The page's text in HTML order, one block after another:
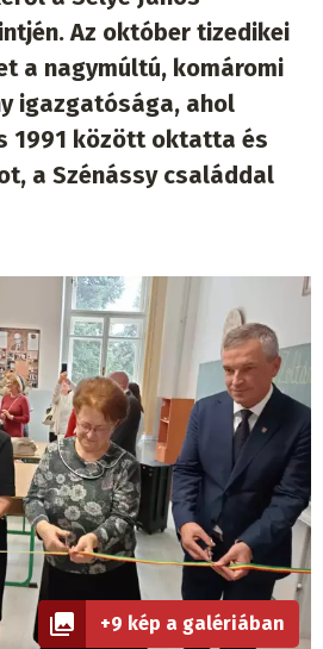
Az október tizedikei
a nagymúltú, komáromi
igazgatósága, ahol
1991 között oktatta és
a Szénássy családdal
+9 kép a galériában